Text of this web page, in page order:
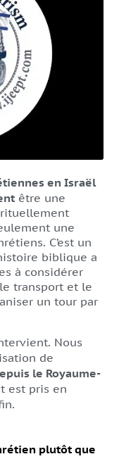
en Israël
être une
une
C’est un
biblique a
à considérer
transport et le
un tour par
Nous
de
le Royaume-
est pris en
plutôt que